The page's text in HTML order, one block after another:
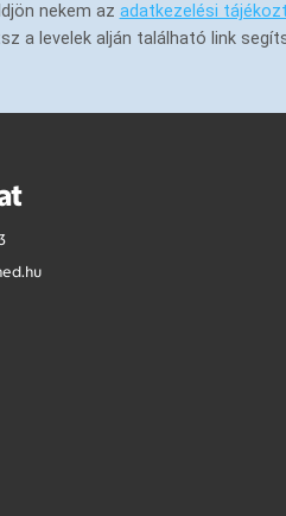
nekem az adatkezelési
a levelek alján található link